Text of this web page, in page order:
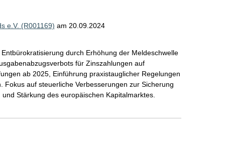
e.V. (R001169) am 20.09.2024
durch Erhöhung der Meldeschwelle
für Zinszahlungen auf
ab 2025, Einführung praxistauglicher Regelungen
auf steuerliche Verbesserungen zur Sicherung
Stärkung des europäischen Kapitalmarktes.